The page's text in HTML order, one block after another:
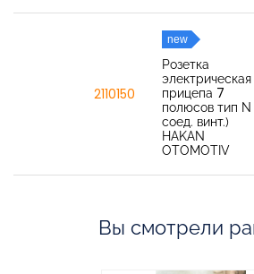
2110150
new
Розетка
электрическая
прицепа 7
полюсов тип N
соед. винт.)
HAKAN
OTOMOTIV
Вы смотрели